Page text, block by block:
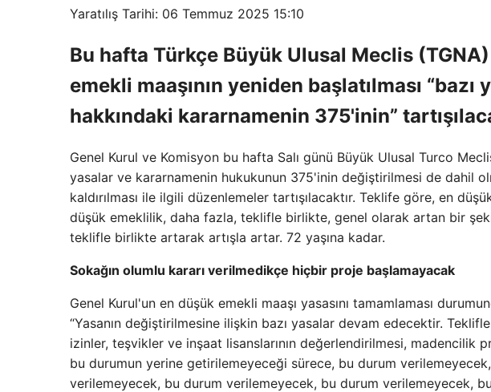
Yaratılış Tarihi: 06 Temmuz 2025 15:10
Bu hafta Türkçe Büyük Ulusal Meclis
emekli maaşının yeniden başlatılması
hakkındaki kararnamenin 375'inin”
Genel Kurul ve Komisyon bu hafta Salı günü Büyük Ulusal Turco
yasalar ve kararnamenin hukukunun 375'inin değiştirilmesi de dahil
kaldırılması ile ilgili düzenlemeler tartışılacaktır. Teklife göre, en
düşük emeklilik, daha fazla, teklifle birlikte, genel olarak artan bir
teklifle birlikte artarak artışla artar. 72 yaşına kadar.
Sokağın olumlu kararı verilmedikçe hiçbir proje başlamayacak
Genel Kurul'un en düşük emekli maaşı yasasını tamamlaması
“Yasanın değiştirilmesine ilişkin bazı yasalar devam edecektir.
izinler, teşvikler ve inşaat lisanslarının değerlendirilmesi, madencilik
bu durumun yerine getirilemeyeceği sürece, bu durum
verilemeyecek, bu durum verilemeyecek, bu durum verilemeyecek,